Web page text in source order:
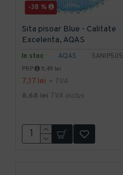
-38 %
In stoc AQAS SANIP505
Sita pisoar Blue - Calitate
Excelenta, AQAS
PRP 11,49 lei
7,17 lei + TVA
8,68 lei TVA inclus